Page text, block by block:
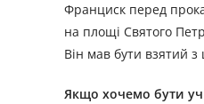
Франциск перед
на площі Святого
Він мав бути взятий з
Якщо хочемо бути